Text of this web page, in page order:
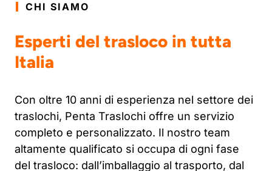
CHI SIAMO
Esperti del trasloco in tutta
Italia
Con oltre 10 anni di esperienza nel settore dei
traslochi, Penta Traslochi offre un servizio
completo e personalizzato. Il nostro team
altamente qualificato si occupa di ogni fase
del trasloco: dall’imballaggio al trasporto, dal